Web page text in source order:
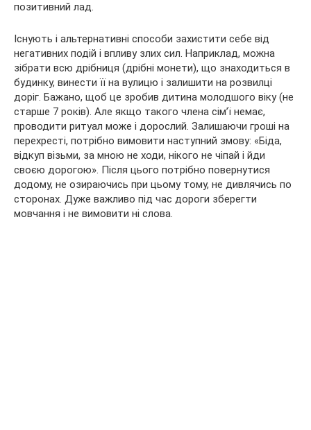
позитивний лад.
Існують і альтернативні способи захистити себе від
негативних подій і впливу злих сил. Наприклад, можна
зібрати всю дрібниця (дрібні монети), що знаходиться в
будинку, винести її на вулицю і залишити на розвилці
доріг. Бажано, щоб це зробив дитина молодшого віку (не
старше 7 років). Але якщо такого члена сім’ї немає,
проводити ритуал може і дорослий. Залишаючи гроші на
перехресті, потрібно вимовити наступний змову: «Біда,
відкуп візьми, за мною не ходи, нікого не чіпай і йди
своєю дорогою». Після цього потрібно повернутися
додому, не озираючись при цьому тому, не дивлячись по
сторонах. Дуже важливо під час дороги зберегти
мовчання і не вимовити ні слова.